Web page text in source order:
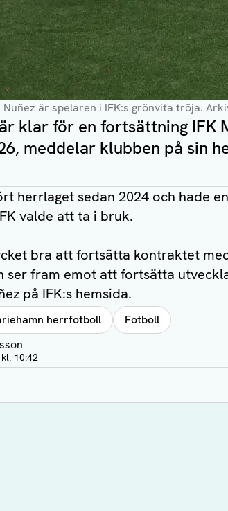
är spelaren i IFK:s grönvita tröja.
klar för en fortsättning IFK
meddelar klubben på sin
herrlaget sedan 2024 och hade
valde att ta i bruk.
bra att fortsätta kontraktet
ser fram emot att fortsätta
på IFK:s hemsida.
herrfotboll Fotboll
10:42